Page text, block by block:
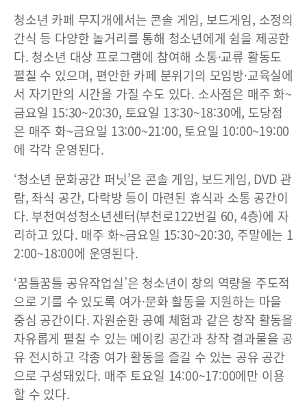
청소년 카페 무지개에서는 콘솔 게임, 보드게임, 소정의
간식 등 다양한 놀거리를 통해 청소년에게 쉼을 제공한
다. 청소년 대상 프로그램에 참여해 소통·교류 활동도
펼칠 수 있으며, 편안한 카페 분위기의 모임방·교육실에
서 자기만의 시간을 가질 수도 있다. 소사점은 매주 화~
금요일 15:30~20:30, 토요일 13:30~18:30에, 도당점
은 매주 화~금요일 13:00~21:00, 토요일 10:00~19:00
에 각각 운영된다.
‘청소년 문화공간 퍼닛’은 콘솔 게임, 보드게임, DVD 관
람, 좌식 공간, 다락방 등이 마련된 휴식과 소통 공간이
다. 부천여성청소년센터(부천로122번길 60, 4층)에 자
리하고 있다. 매주 화~금요일 15:30~20:30, 주말에는 1
2:00~18:00에 운영된다.
‘꿈틀꿈틀 공유작업실’은 청소년이 창의 역량을 주도적
으로 기를 수 있도록 여가·문화 활동을 지원하는 마을
중심 공간이다. 자원순환 공예 체험과 같은 창작 활동을
자유롭게 펼칠 수 있는 메이킹 공간과 창작 결과물을 공
유 전시하고 각종 여가 활동을 즐길 수 있는 공유 공간
으로 구성돼있다. 매주 토요일 14:00~17:00에만 이용
할 수 있다.